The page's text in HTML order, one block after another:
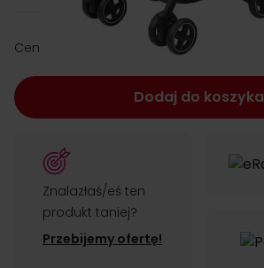
Cena: zł 879.00
Dodaj do koszyka
Znalazłaś/eś ten
produkt taniej?
Przebijemy ofertę!